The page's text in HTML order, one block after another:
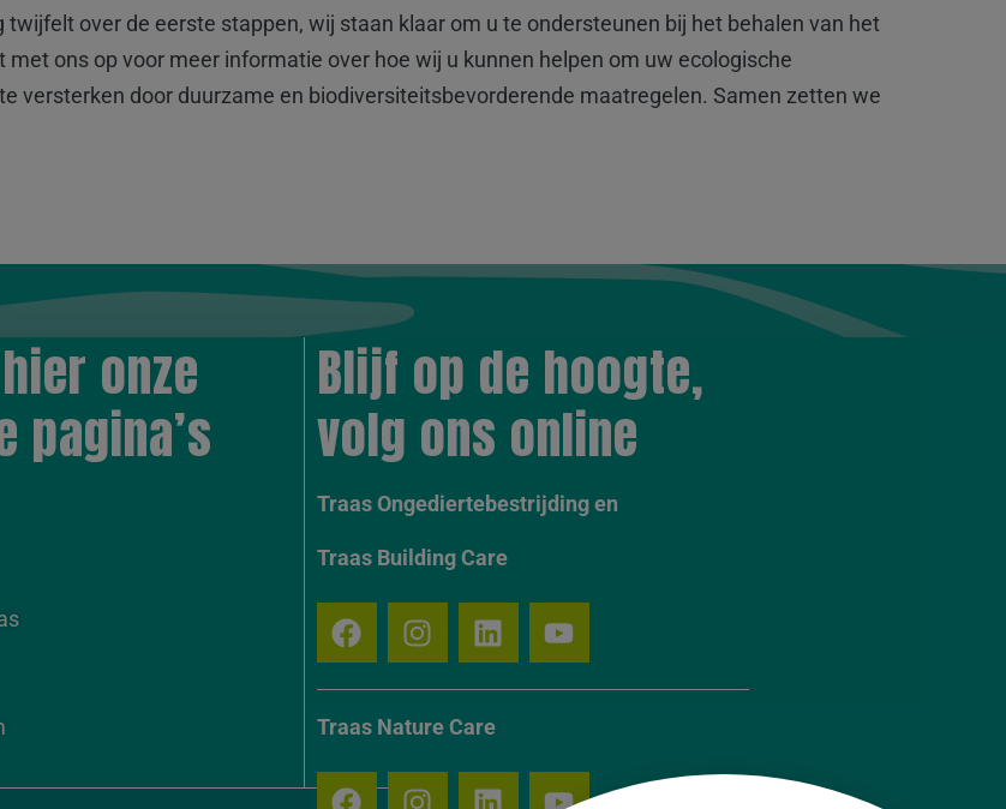
over de eerste stappen, wij staan klaar om u te ondersteunen bij het behalen van het
ons op voor meer informatie over hoe wij u kunnen helpen om uw ecologische
versterken door duurzame en biodiversiteitsbevorderende maatregelen. Samen zetten we
onze
pagina’s
Blijf op de hoogte,
volg ons online
Traas Ongediertebestrijding en
Traas Building Care
Traas Nature Care